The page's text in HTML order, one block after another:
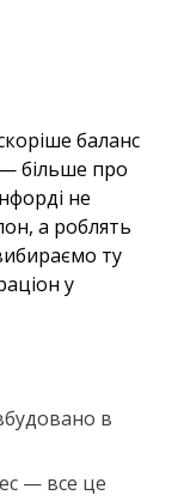
баланс
— більше про
не
а роблять
ту
у
в
— все це